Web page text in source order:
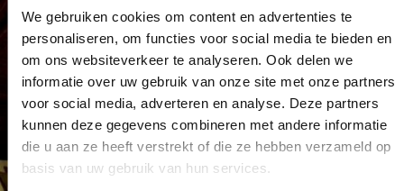
We gebruiken cookies om content en advertenties te
personaliseren, om functies voor social media te bieden en
om ons websiteverkeer te analyseren. Ook delen we
informatie over uw gebruik van onze site met onze partners
voor social media, adverteren en analyse. Deze partners
kunnen deze gegevens combineren met andere informatie
die u aan ze heeft verstrekt of die ze hebben verzameld op
basis van uw gebruik van hun services.